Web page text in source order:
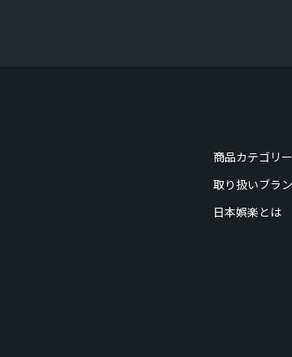
商品カテゴリー
取り扱いブラ
日本娯楽とは